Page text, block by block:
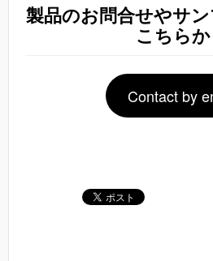
製品のお問合せやサ
こちら
Contact by